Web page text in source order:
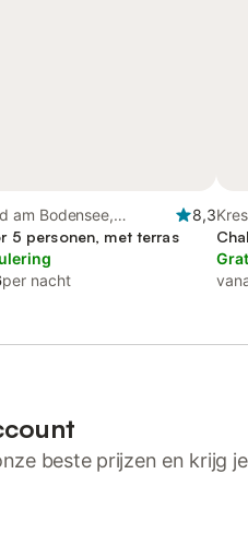
am Bodensee,
8,3
5 personen, met terras
per nacht
beste prijzen en krijg je